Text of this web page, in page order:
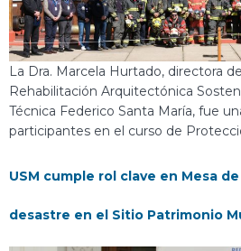
La Dra. Marcela Hurtado, directora
Rehabilitación Arquitectónica
Técnica Federico Santa María, fue
participantes en el curso de
USM cumple rol clave en Mesa
desastre en el Sitio Patrimonio